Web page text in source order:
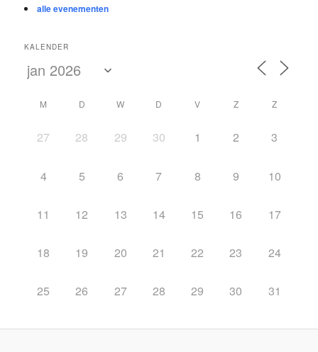
alle evenementen
KALENDER
M D W D V Z Z
27 28 29 30 1 2 3
4 5 6 7 8 9 10
11 12 13 14 15 16 17
18 19 20 21 22 23 24
25 26 27 28 29 30 31